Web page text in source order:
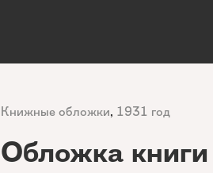
Книжные обложки, 1931 год
Обложка